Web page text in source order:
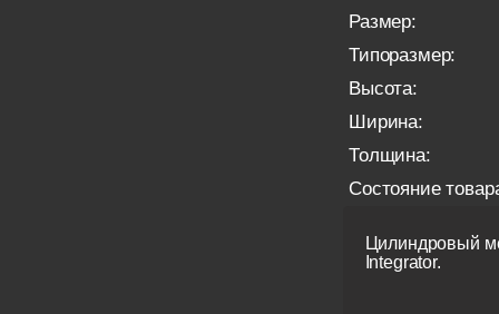
Размер:
Типоразмер:
Высота:
Ширина:
Толщина:
Состояние
Цилиндровый
Integrator.